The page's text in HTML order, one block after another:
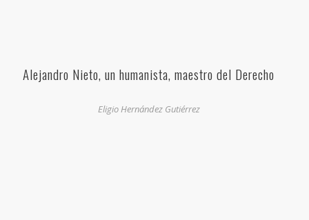
Alejandro Nieto, un humanista, maestro del Derecho
Eligio Hernández Gutiérrez